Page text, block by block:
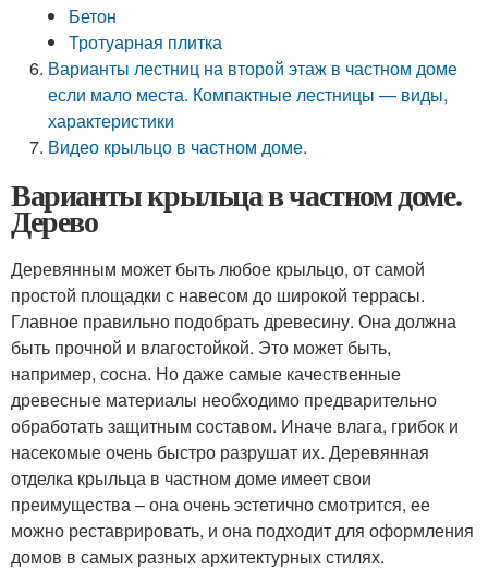
Бетон
Тротуарная плитка
Варианты лестниц на второй этаж в частном доме
если мало места. Компактные лестницы — виды,
характеристики
Видео крыльцо в частном доме.
Варианты крыльца в частном доме.
Дерево
Деревянным может быть любое крыльцо, от самой
простой площадки с навесом до широкой террасы.
Главное правильно подобрать древесину. Она должна
быть прочной и влагостойкой. Это может быть,
например, сосна. Но даже самые качественные
древесные материалы необходимо предварительно
обработать защитным составом. Иначе влага, грибок и
насекомые очень быстро разрушат их. Деревянная
отделка крыльца в частном доме имеет свои
преимущества – она очень эстетично смотрится, ее
можно реставрировать, и она подходит для оформления
домов в самых разных архитектурных стилях.